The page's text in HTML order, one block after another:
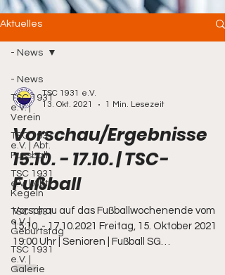
Aktuelles
- News
TSC 1931
e.V. |
Verein
TSC 1931
e.V. | Abt.
Fussball
TSC 1931
e.V. | Abt.
Kegeln
TSC 1931
e.V. |
Geburtstag
TSC 1931
e.V. |
Galerie
- News
TSC 1931 e.V.
13. Okt. 2021
1 Min. Lesezeit
Vorschau/Ergebnisse
15.10. - 17.10. | TSC-
Fußball
Vorschau auf das Fußballwochenende vom
15.10. - 17.10.2021 Freitag, 15. Oktober 2021
19:00 Uhr | Senioren | Fußball SG
Oberland/Spree -...